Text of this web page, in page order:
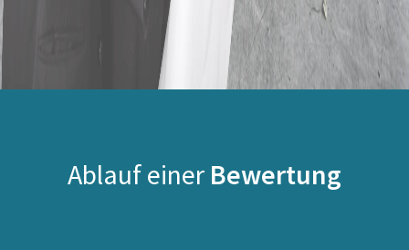
Ablauf einer Bewertung